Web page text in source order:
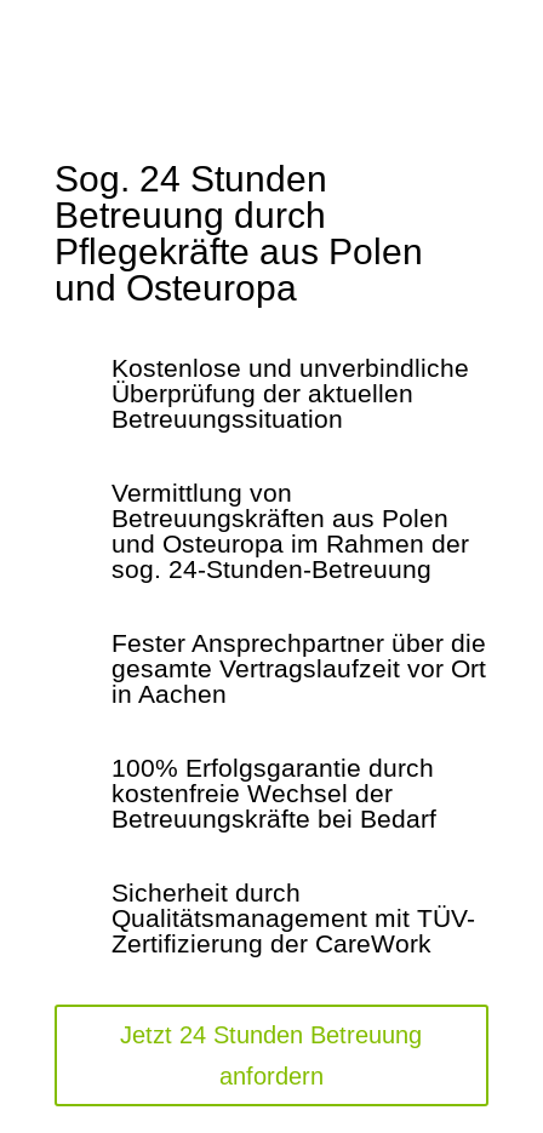
Sog. 24 Stunden
Betreuung durch
Pflegekräfte aus Polen
und Osteuropa
Kostenlose und unverbindliche
Überprüfung der aktuellen
Betreuungssituation
Vermittlung von
Betreuungskräften aus Polen
und Osteuropa im Rahmen der
sog. 24-Stunden-Betreuung
Fester Ansprechpartner über die
gesamte Vertragslaufzeit vor Ort
in Aachen
100% Erfolgsgarantie durch
kostenfreie Wechsel der
Betreuungskräfte bei Bedarf
Sicherheit durch
Qualitätsmanagement mit TÜV-
Zertifizierung der CareWork
Jetzt 24 Stunden Betreuung
anfordern